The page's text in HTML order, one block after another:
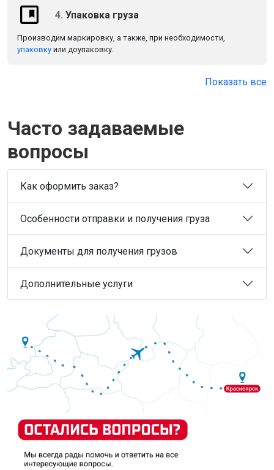
4. Упаковка груза
Производим маркировку, а также, при необходимости,
упаковку или доупаковку.
Показать все
Часто задаваемые
вопросы
Как оформить заказ?
Особенности отправки и получения груза
Документы для получения грузов
Дополнительные услуги